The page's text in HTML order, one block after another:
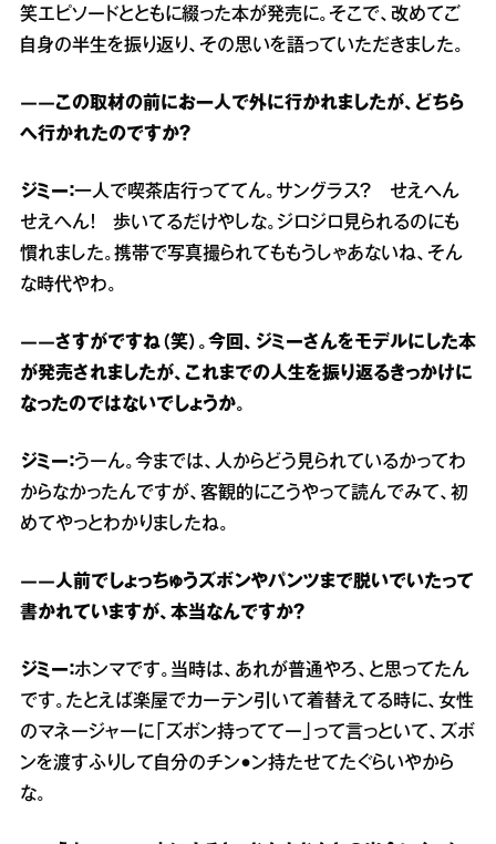
笑エピソードとともに綴った本が発売に。そこで、改めてご
自身の半生を振り返り、その思いを語っていただきました。
――この取材の前にお一人で外に行かれましたが、どちら
へ行かれたのですか？
ジミー：一人で喫茶店行っててん。サングラス？ せえへん
せえへん！ 歩いてるだけやしな。ジロジロ見られるのにも
慣れました。携帯で写真撮られてももうしゃあないね、そん
な時代やわ。
――さすがですね（笑）。今回、ジミーさんをモデルにした本
が発売されましたが、これまでの人生を振り返るきっかけに
なったのではないでしょうか。
ジミー：うーん。今までは、人からどう見られているかってわ
からなかったんですが、客観的にこうやって読んでみて、初
めてやっとわかりましたね。
――人前でしょっちゅうズボンやパンツまで脱いでいたって
書かれていますが、本当なんですか？
ジミー：ホンマです。当時は、あれが普通やろ、と思ってたん
です。たとえば楽屋でカーテン引いて着替えてる時に、女性
のマネージャーに「ズボン持っててー」って言っといて、ズボ
ンを渡すふりして自分のチン●ン持たせてたぐらいやから
な。